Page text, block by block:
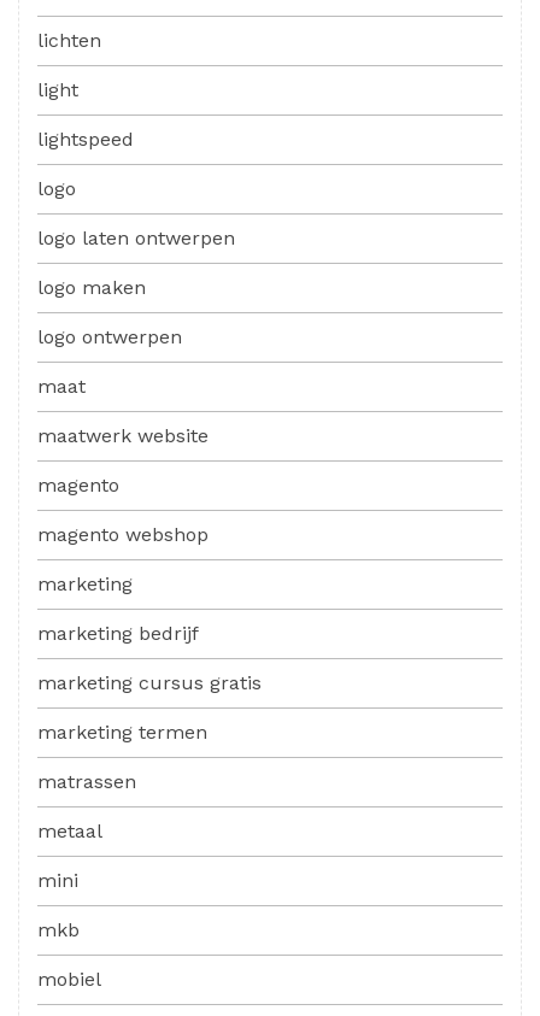
lichten
light
lightspeed
logo
logo laten ontwerpen
logo maken
logo ontwerpen
maat
maatwerk website
magento
magento webshop
marketing
marketing bedrijf
marketing cursus gratis
marketing termen
matrassen
metaal
mini
mkb
mobiel